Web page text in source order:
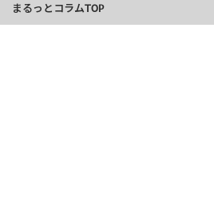
まるっとコラムTOP